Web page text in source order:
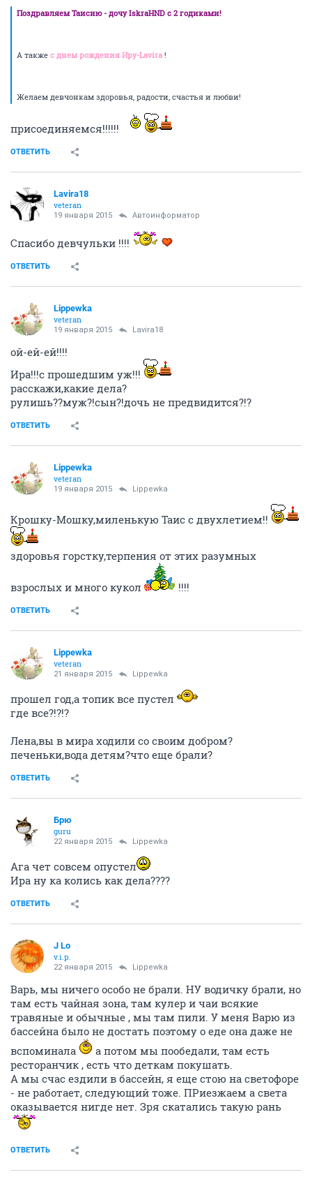
Поздравляем Таисию - дочу IskraHND с 2 годиками!
А также с днем рождения Иру-Lavira !
Желаем девчонкам здоровья, радости, счастья и любви!
присоединяемся!!!!!!
ОТВЕТИТЬ
Lavira18
veteran
19 января 2015 Автоинформатор
Спасибо девчульки !!!!
ОТВЕТИТЬ
Lippewka
veteran
19 января 2015 Lavira18
ой-ей-ей!!!!
Ира!!!с прошедшим уж!!!
расскажи,какие дела?
рулишь??муж?!сын?!дочь не предвидится?!?
ОТВЕТИТЬ
Lippewka
veteran
19 января 2015 Lippewka
Крошку-Мошку,миленькую Таис с двухлетием!!
здоровья горстку,терпения от этих разумных
взрослых и много кукол !!!!
ОТВЕТИТЬ
Lippewka
veteran
21 января 2015 Lippewka
прошел год,а топик все пустел
где все?!?!?
Лена,вы в мира ходили со своим добром?
печеньки,вода детям?что еще брали?
ОТВЕТИТЬ
Брю
guru
22 января 2015 Lippewka
Ага чет совсем опустел
Ира ну ка колись как дела????
ОТВЕТИТЬ
J Lo
v.i.p.
22 января 2015 Lippewka
Варь, мы ничего особо не брали. НУ водичку брали, но
там есть чайная зона, там кулер и чаи всякие
травяные и обычные , мы там пили. У меня Варю из
бассейна было не достать поэтому о еде она даже не
вспоминала
а потом мы пообедали, там есть
ресторанчик , есть что деткам покушать.
А мы счас ездили в бассейн, я еще стою на светофоре
- не работает, следующий тоже. ПРиезжаем а света
оказывается нигде нет. Зря скатались такую рань
ОТВЕТИТЬ